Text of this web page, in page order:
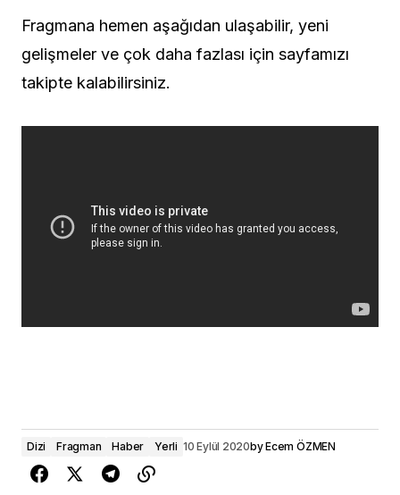
Fragmana hemen aşağıdan ulaşabilir, yeni
gelişmeler ve çok daha fazlası için sayfamızı
takipte kalabilirsiniz.
Dizi Fragman Haber Yerli 10 Eylül 2020byEcem ÖZMEN